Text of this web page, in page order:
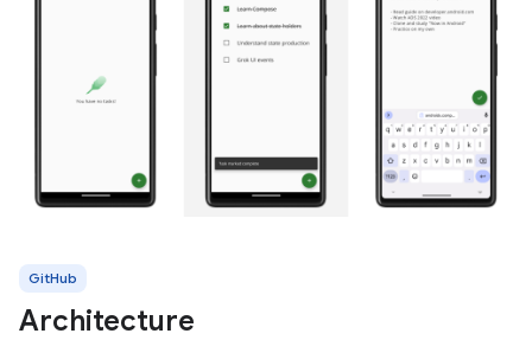
GitHub
Architecture